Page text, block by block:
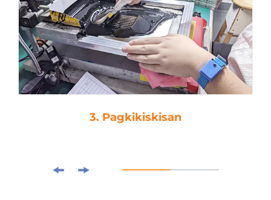
3. Pagkikiskisan